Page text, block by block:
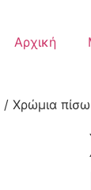
Αρχική
/ Χρώμια